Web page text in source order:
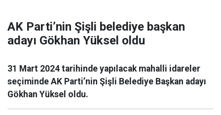
AK Parti’nin Şişli belediye başkan
adayı Gökhan Yüksel oldu
31 Mart 2024 tarihinde yapılacak mahalli idareler
seçiminde AK Parti’nin Şişli Belediye Başkan adayı
Gökhan Yüksel oldu.